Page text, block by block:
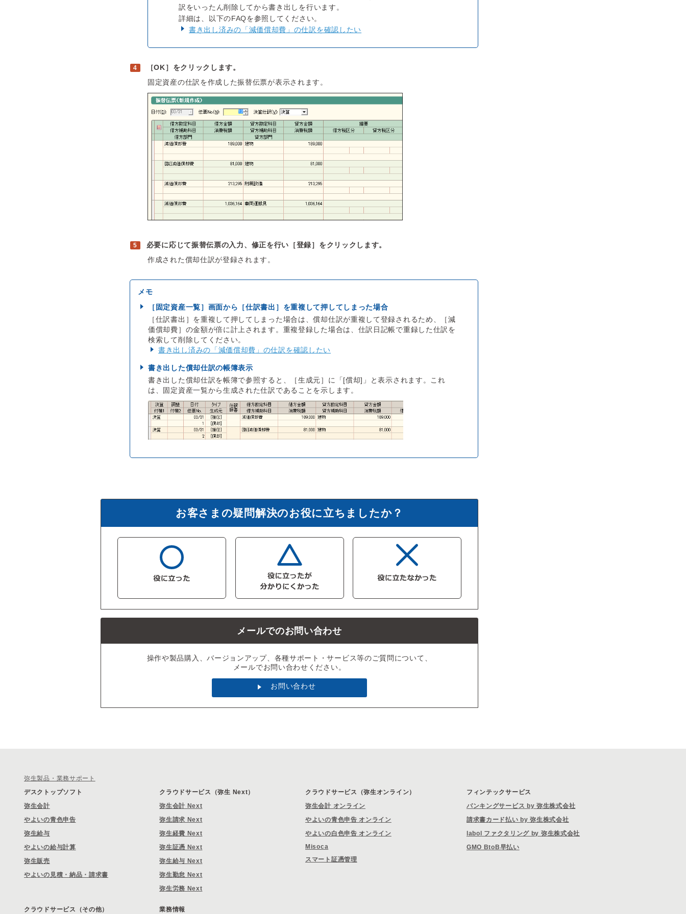
訳をいったん削除してから書き出しを行います。
詳細は、以下のFAQを参照してください。
書き出し済みの「減価償却費」の仕訳を確認したい
［OK］をクリックします。
固定資産の仕訳を作成した振替伝票が表示されます。
必要に応じて振替伝票の入力、修正を行い［登録］をクリックします。
作成された償却仕訳が登録されます。
［固定資産一覧］画面から［仕訳書出］を重複して押してしまった場合
［仕訳書出］を重複して押してしまった場合は、償却仕訳が重複して登録されるため、［減
価償却費］の金額が倍に計上されます。重複登録した場合は、仕訳日記帳で重録した仕訳を
検索して削除してください。
書き出し済みの「減価償却費」の仕訳を確認したい
書き出した償却仕訳の帳簿表示
書き出した償却仕訳を帳簿で参照すると、［生成元］に「[償却]」と表示されます。これ
は、固定資産一覧から生成された仕訳であることを示します。
お客さまの疑問解決のお役に立ちましたか？
メールでのお問い合わせ
操作や製品購入、バージョンアップ、各種サポート・サービス等のご質問について、
メールでお問い合わせください。
お問い合わせ
弥生製品・業務サポート
デスクトップソフト
弥生会計
やよいの青色申告
弥生給与
やよいの給与計算
弥生販売
やよいの見積・納品・請求書
クラウドサービス（弥生 Next）
弥生会計 Next
弥生請求 Next
弥生経費 Next
弥生証憑 Next
弥生給与 Next
弥生勤怠 Next
弥生労務 Next
クラウドサービス（弥生オンライン）
弥生会計 オンライン
やよいの青色申告 オンライン
やよいの白色申告 オンライン
Misoca
スマート証憑管理
フィンテックサービス
バンキングサービス by 弥生株式会社
請求書カード払い by 弥生株式会社
labol ファクタリング by 弥生株式会社
GMO BtoB早払い
クラウドサービス（その他） 業務情報